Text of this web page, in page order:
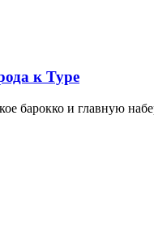
к Туре
барокко и главную